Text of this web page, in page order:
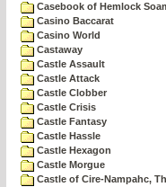
Casebook of Hemlock
Casino Baccarat
Casino World
Castaway
Castle Assault
Castle Attack
Castle Clobber
Castle Crisis
Castle Fantasy
Castle Hassle
Castle Hexagon
Castle Morgue
Castle of Cire-Nampahc,